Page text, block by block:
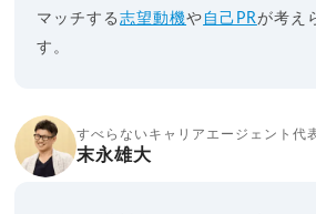
マッチする志望動機や 自己PRが考え
す。
すべらないキャリアエージェント代
末永雄大